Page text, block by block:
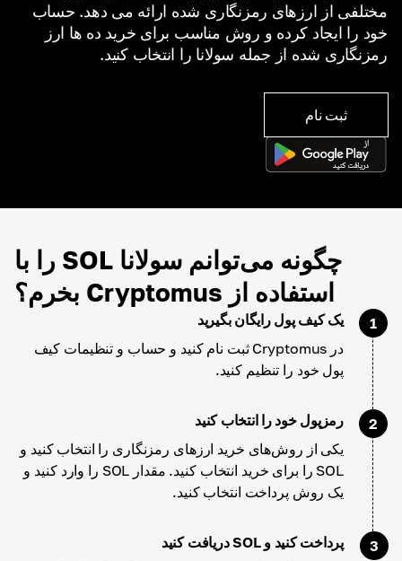
مختلفی از ارزهای رمزنگاری شده ارائه می دهد. حساب
خود را ایجاد کرده و روش مناسب برای خرید ده ها ارز
رمزنگاری شده از جمله سولانا را انتخاب کنید.
ثبت نام
چگونه می‌توانم سولانا SOL را با
استفاده از Cryptomus بخرم؟
1
یک کیف پول رایگان بگیرید
در Cryptomus ثبت نام کنید و حساب و تنظیمات کیف
پول خود را تنظیم کنید.
2
رمزپول خود را انتخاب کنید
یکی از روش‌های خرید ارزهای رمزنگاری را انتخاب کنید و
SOL را برای خرید انتخاب کنید. مقدار SOL را وارد کنید و
یک روش پرداخت انتخاب کنید.
3
پرداخت کنید و SOL دریافت کنید